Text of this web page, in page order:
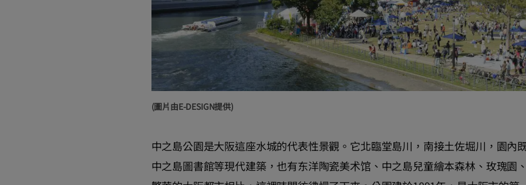
(圖片由E-DESIGN提供)
中之島公園是大阪這座水城的代表性景觀。它北臨堂島川，南接土佐堀川，園內
中之島圖書館等現代建築，也有东洋陶瓷美术馆、中之島兒童繪本森林、玫瑰園